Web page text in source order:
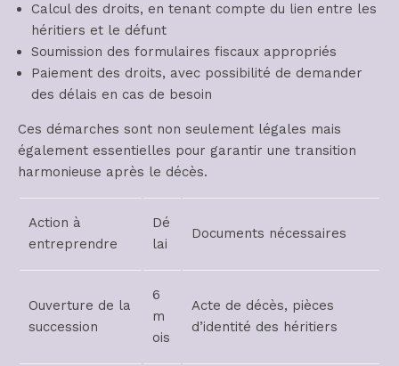
Calcul des droits, en tenant compte du lien entre les
héritiers et le défunt
Soumission des formulaires fiscaux appropriés
Paiement des droits, avec possibilité de demander
des délais en cas de besoin
Ces démarches sont non seulement légales mais
également essentielles pour garantir une transition
harmonieuse après le décès.
Action à
entreprendre
Dé
lai
Documents nécessaires
Ouverture de la
succession
6
m
ois
Acte de décès, pièces
d’identité des héritiers